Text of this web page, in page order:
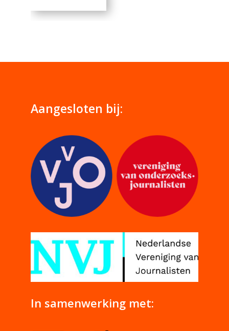
Aangesloten bij:
In samenwerking met: